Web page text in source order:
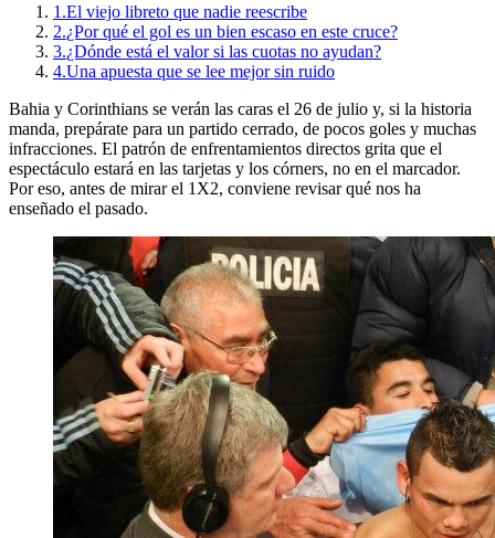
1.El viejo libreto que nadie reescribe
2.¿Por qué el gol es un bien escaso en este cruce?
3.¿Dónde está el valor si las cuotas no ayudan?
4.Una apuesta que se lee mejor sin ruido
Bahia y Corinthians se verán las caras el 26 de julio y, si la historia
manda, prepárate para un partido cerrado, de pocos goles y muchas
infracciones. El patrón de enfrentamientos directos grita que el
espectáculo estará en las tarjetas y los córners, no en el marcador.
Por eso, antes de mirar el 1X2, conviene revisar qué nos ha
enseñado el pasado.